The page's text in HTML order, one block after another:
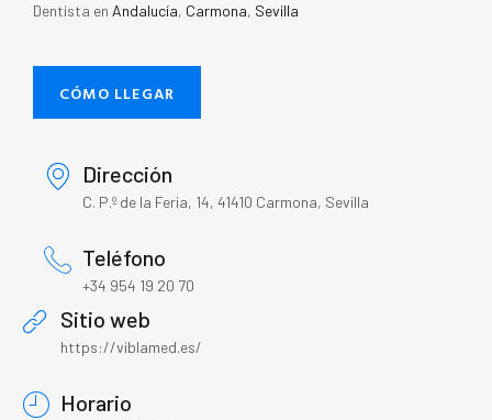
Dentista en Andalucía, Carmona, Sevilla
CÓMO LLEGAR
Dirección
C. P.º de la Feria, 14, 41410 Carmona, Sevilla
Teléfono
+34 954 19 20 70
Sitio web
https://viblamed.es/
Horario